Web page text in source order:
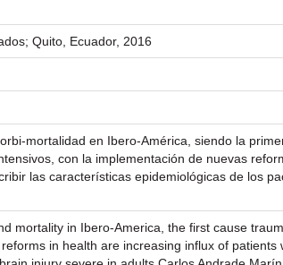
Quito, Ecuador, 2016
mortalidad en Ibero-América, siendo la
con la implementación de nuevas
las características epidemiológicas de los
mortality in Ibero-America, the first cause
in health are increasing influx of patients